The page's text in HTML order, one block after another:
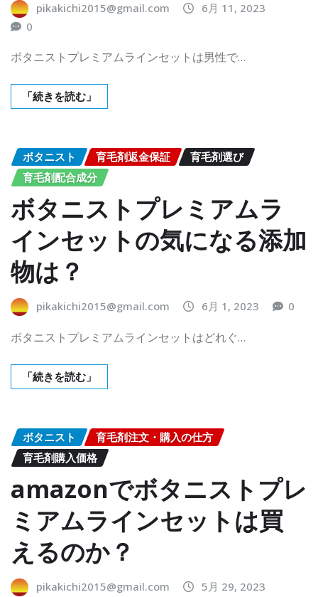
pikakichi2015@gmail.com
6月 11, 2023
0
ボタニストプレミアムラインセットは男性で…
「続きを読む」
ボタニスト 育毛剤返金保証
育毛剤選び
育毛剤配合成分
ボタニストプレミアムラ
インセットの気になる添加
物は？
pikakichi2015@gmail.com 6月 1, 2023 0
ボタニストプレミアムラインセットはどれぐ…
「続きを読む」
ボタニスト
育毛剤注文・購入の仕方
育毛剤購入価格
amazonでボタニストプレ
ミアムラインセットは買
えるのか？
pikakichi2015@gmail.com
5月 29, 2023